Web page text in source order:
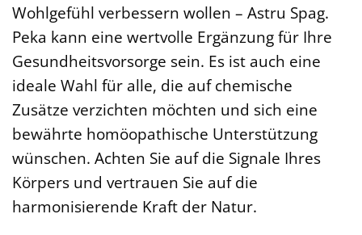
Wohlgefühl verbessern wollen – Astru Spag.
Peka kann eine wertvolle Ergänzung für Ihre
Gesundheitsvorsorge sein. Es ist auch eine
ideale Wahl für alle, die auf chemische
Zusätze verzichten möchten und sich eine
bewährte homöopathische Unterstützung
wünschen. Achten Sie auf die Signale Ihres
Körpers und vertrauen Sie auf die
harmonisierende Kraft der Natur.